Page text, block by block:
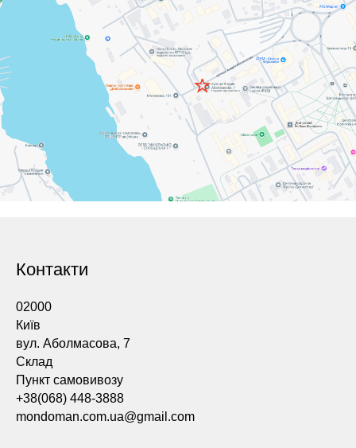
Контакти
02000
Київ
вул. Аболмасова, 7
Склад
Пункт самовивозу
+38(068) 448-3888
mondoman.com.ua@gmail.com